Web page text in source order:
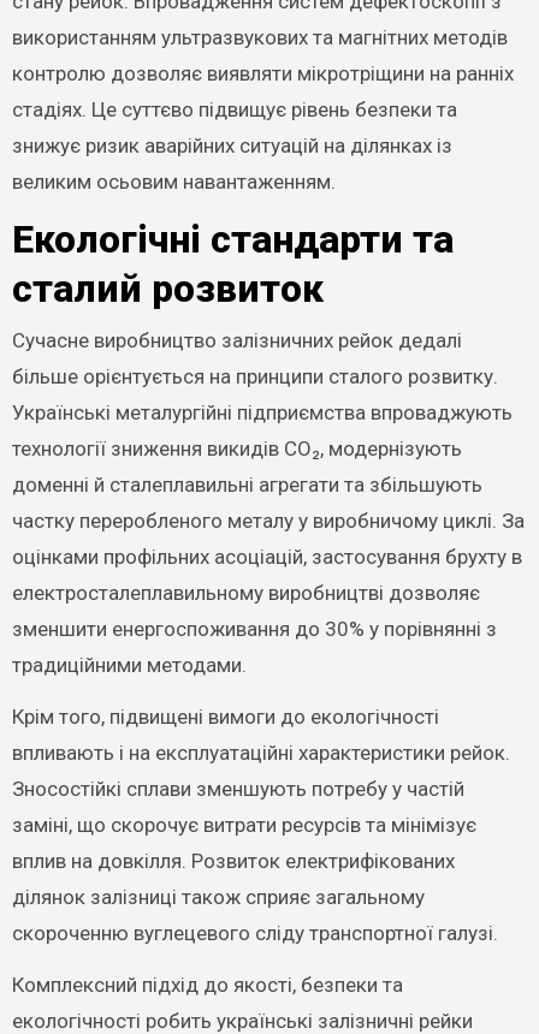
використанням ультразвукових та магнітних методів
контролю дозволяє виявляти мікротріщини на ранніх
стадіях. Це суттєво підвищує рівень безпеки та
знижує ризик аварійних ситуацій на ділянках із
великим осьовим навантаженням.
Екологічні стандарти та
сталий розвиток
Сучасне виробництво залізничних рейок дедалі
більше орієнтується на принципи сталого розвитку.
Українські металургійні підприємства впроваджують
технології зниження викидів CO₂, модернізують
доменні й сталеплавильні агрегати та збільшують
частку переробленого металу у виробничому циклі. За
оцінками профільних асоціацій, застосування брухту в
електросталеплавильному виробництві дозволяє
зменшити енергоспоживання до 30% у порівнянні з
традиційними методами.
Крім того, підвищені вимоги до екологічності
впливають і на експлуатаційні характеристики рейок.
Зносостійкі сплави зменшують потребу у частій
заміні, що скорочує витрати ресурсів та мінімізує
вплив на довкілля. Розвиток електрифікованих
ділянок залізниці також сприяє загальному
скороченню вуглецевого сліду транспортної галузі.
Комплексний підхід до якості, безпеки та
екологічності робить українські залізничні рейки